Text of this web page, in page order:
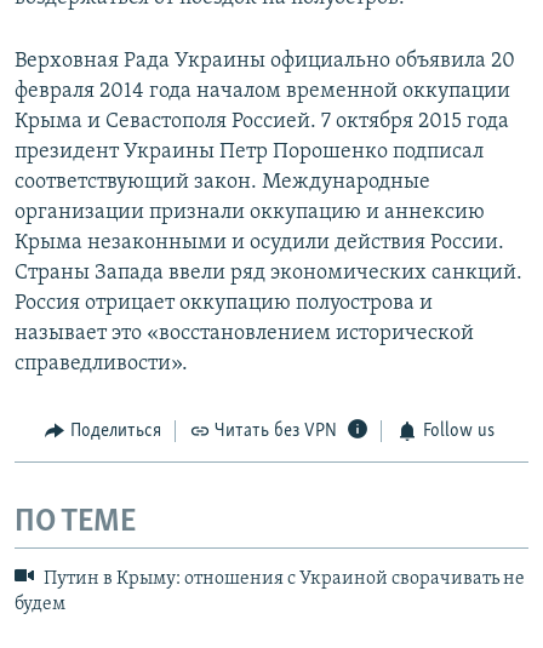
Верховная Рада Украины официально объявила 20
февраля 2014 года началом временной оккупации
Крыма и Севастополя Россией. 7 октября 2015 года
президент Украины Петр Порошенко подписал
соответствующий закон. Международные
организации признали оккупацию и аннексию
Крыма незаконными и осудили действия России.
Страны Запада ввели ряд экономических санкций.
Россия отрицает оккупацию полуострова и
называет это «восстановлением исторической
справедливости».
Поделиться Читать без VPN Follow us
ПО ТЕМЕ
Путин в Крыму: отношения с Украиной сворачивать не
будем